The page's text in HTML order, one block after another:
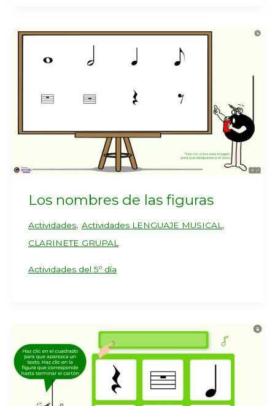
Los nombres de las figuras
Actividades, Actividades LENGUAJE MUSICAL,
CLARINETE GRUPAL
Actividades del 5º día